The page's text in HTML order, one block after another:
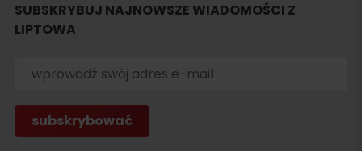
noclegu
SUBSKRYBUJ NAJNOWSZE WIADOMOŚCI Z
LIPTOWA